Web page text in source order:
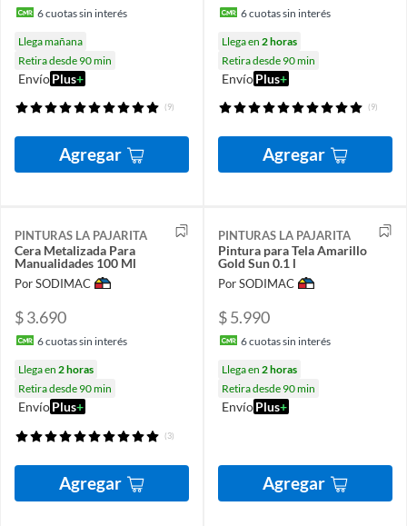
6cuotas sin interés
Llega mañana
Retira desde 90 min
EnvíoPlus+
(9)
Agregar
6cuotas sin interés
Llega en 2 horas
Retira desde 90 min
EnvíoPlus+
(9)
Agregar
PINTURAS LA PAJARITA
Cera Metalizada Para
Manualidades 100 Ml
Por SODIMAC
$ 3.690
6cuotas sin interés
Llega en 2 horas
Retira desde 90 min
EnvíoPlus+
(3)
Agregar
PINTURAS LA PAJARITA
Pintura para Tela Amarillo
Gold Sun 0.1 l
Por SODIMAC
$ 5.990
6cuotas sin interés
Llega en 2 horas
Retira desde 90 min
EnvíoPlus+
Agregar